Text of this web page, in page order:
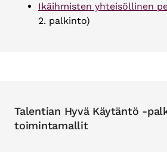
Ikäihmisten yhteisöllinen
2. palkinto)
Talentian Hyvä Käytäntö -
toimintamallit